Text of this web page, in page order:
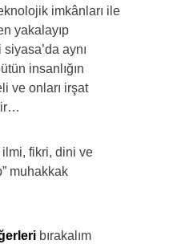
imkânları ile
yakalayıp
aynı
insanlığın
ve onları irşat
fikri, dini ve
muhakkak
bırakalım